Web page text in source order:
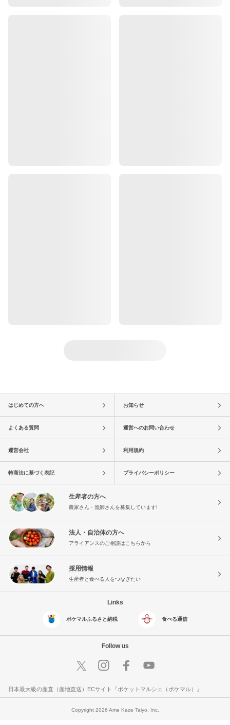
はじめての方へ お知らせ
よくある質問 運営へのお問い合わせ
運営会社 利用規約
特商法に基づく表記 プライバシーポリシー
生産者の方へ
農家さん・漁師さんを募集しています!
法人・自治体の方へ
アライアンスのご相談はこちらから
採用情報
生産者と食べる人をつなぎたい
Links
ポケマルふるさと納税 食べる通信
Follow us
日本最大級の産直（産地直送）ECサイト『ポケットマルシェ（ポケマル）』
Copyright 2026 Ame Kaze Taiyo, Inc.